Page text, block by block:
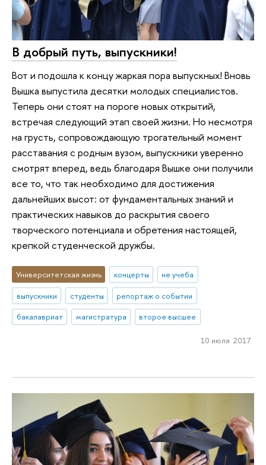
В добрый путь, выпускники!
Вот и подошла к концу жаркая пора выпускных! Вновь
Вышка выпустила десятки молодых специалистов.
Теперь они стоят на пороге новых открытий,
встречая следующий этап своей жизни. Но несмотря
на грусть, сопровождающую трогательный момент
расставания с родным вузом, выпускники уверенно
смотрят вперед, ведь благодаря Вышке они получили
все то, что так необходимо для достижения
дальнейших высот: от фундаментальных знаний и
практических навыков до раскрытия своего
творческого потенциала и обретения настоящей,
крепкой студенческой дружбы.
Университетская жизнь концерты
не учеба
выпускники
студенты
репортаж о событии
бакалавриат
магистратура второе высшее
10 июля 2017